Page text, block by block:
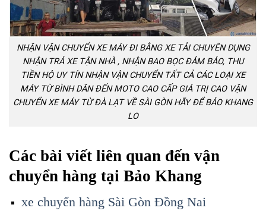
NHẬN VẬN CHUYỂN XE MÁY ĐI BẰNG XE TẢI CHUYÊN DỤNG
NHẬN TRẢ XE TẬN NHÀ , NHẬN BAO BỌC ĐẢM BẢO, THU
TIỀN HỘ UY TÍN NHẬN VẬN CHUYỂN TẤT CẢ CÁC LOẠI XE
MÁY TỪ BÌNH DÂN ĐẾN MOTO CAO CẤP GIÁ TRỊ CAO VẬN
CHUYỂN XE MÁY TỪ ĐÀ LẠT VỀ SÀI GÒN HÃY ĐỂ BẢO KHANG
LO
Các bài viết liên quan đến vận
chuyển hàng tại Bảo Khang
xe chuyển hàng Sài Gòn Đồng Nai